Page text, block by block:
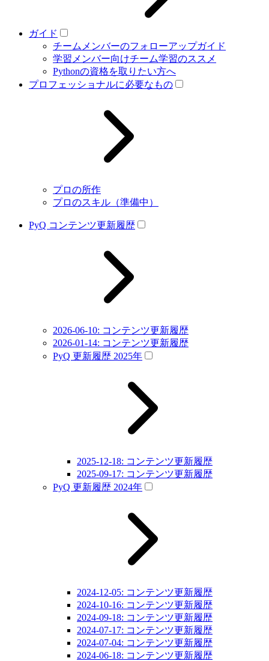
ガイド
チームメンバーのフォローアップガイド
学習メンバー向けチーム学習のススメ
Pythonの資格を取りたい方へ
プロフェッショナルに必要なもの
プロの所作
プロのスキル（準備中）
PyQ コンテンツ更新履歴
2026-06-10: コンテンツ更新履歴
2026-01-14: コンテンツ更新履歴
PyQ 更新履歴 2025年
2025-12-18: コンテンツ更新履歴
2025-09-17: コンテンツ更新履歴
PyQ 更新履歴 2024年
2024-12-05: コンテンツ更新履歴
2024-10-16: コンテンツ更新履歴
2024-09-18: コンテンツ更新履歴
2024-07-17: コンテンツ更新履歴
2024-07-04: コンテンツ更新履歴
2024-06-18: コンテンツ更新履歴